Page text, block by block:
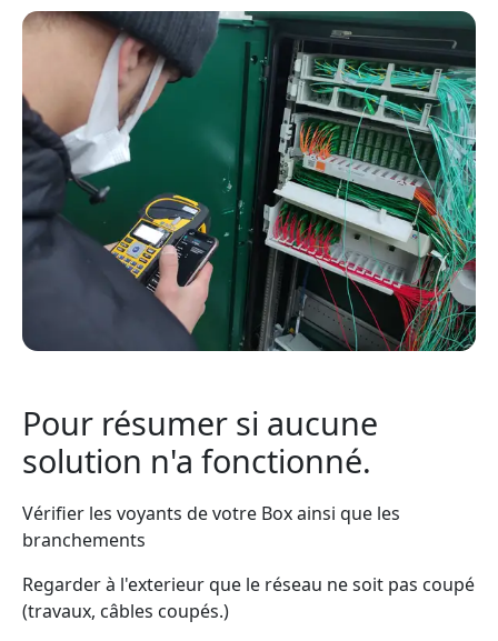
Pour résumer si aucune
solution n'a fonctionné.
Vérifier les voyants de votre Box ainsi que les
branchements
Regarder à l'exterieur que le réseau ne soit pas coupé
(travaux, câbles coupés.)